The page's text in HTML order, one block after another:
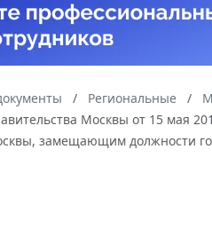
Региональные
Москвы от 15 мая
замещающим должности